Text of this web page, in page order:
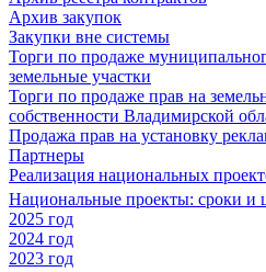
Архив закупок
Закупки вне системы
Торги по продаже
земельные участки
Торги по продаже прав на
собственности Владимирской
Продажа прав на установку
Партнеры
Реализация национальных
Национальные проекты: сроки и
2025 год
2024 год
2023 год